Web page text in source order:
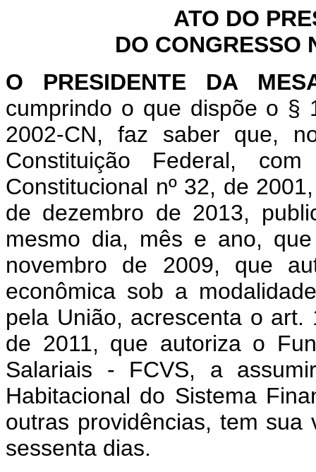
ATO DO
DO CONGRESSO
O PRESIDENTE DA
cumprindo o que dispõe o §
2002-CN, faz saber que,
Constituição Federal,
Constitucional nº 32, de
de dezembro de 2013,
mesmo dia, mês e ano,
novembro de 2009, que
econômica sob a
pela União, acrescenta o art.
de 2011, que autoriza o
Salariais - FCVS, a
Habitacional do Sistema
outras providências, tem
sessenta dias.